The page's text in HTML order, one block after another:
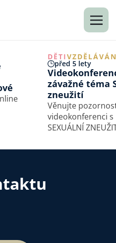
DĚTI
před 5 lety
závažné téma
zneužití
Věnujte
videokonferenci s
SEXUÁLNÍ
k porozumění